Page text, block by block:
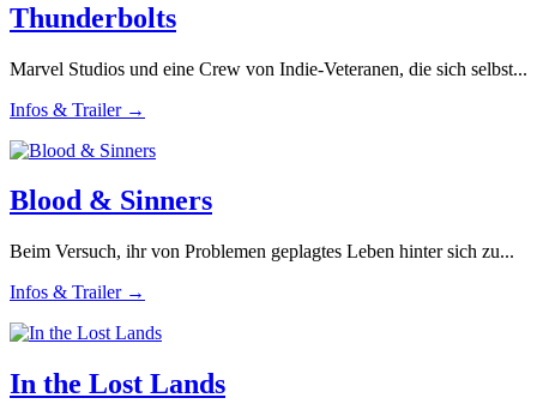
Thunderbolts
Marvel Studios und eine Crew von Indie-Veteranen, die sich selbst...
Infos & Trailer →
Blood & Sinners
Beim Versuch, ihr von Problemen geplagtes Leben hinter sich zu...
Infos & Trailer →
In the Lost Lands